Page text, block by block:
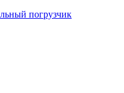
погрузчик